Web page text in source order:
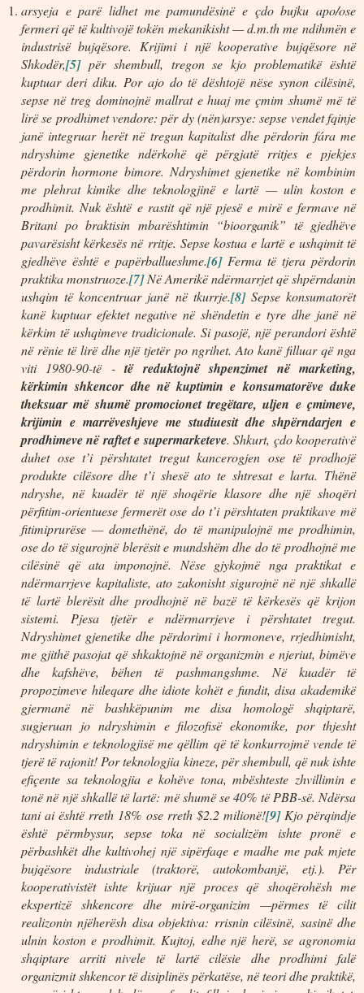
arsyeja e parë lidhet me pamundësinë e çdo bujku apo/ose
fermeri që të kultivojë tokën mekanikisht — d.m.th me ndihmën e
industrisë bujqësore. Krijimi i një kooperative bujqësore në
Shkodër,[5]për shembull, tregon se kjo problematikë është
kuptuar deri diku. Por ajo do të dështojë nëse synon cilësinë,
sepse në treg dominojnë mallrat e huaj me çmim shumë më të
lirë se prodhimet vendore: për dy (nën)arsye: sepse vendet fqinje
janë integruar herët në tregun kapitalist dhe përdorin fára me
ndryshime gjenetike ndërkohë që përgjatë rritjes e pjekjes
përdorin hormone bimore. Ndryshimet gjenetike në kombinim
me plehrat kimike dhe teknologjinë e lartë — ulin koston e
prodhimit. Nuk është e rastit që një pjesë e mirë e fermave në
Britani po braktisin mbarështimin “bioorganik” të gjedhëve
pavarësisht kërkesës në rritje. Sepse kostua e lartë e ushqimit të
gjedhëve është e papërballueshme.[6]Ferma të tjera përdorin
praktika monstruoze.[7]Në Amerikë ndërmarrjet që shpërndanin
ushqim të koncentruar janë në tkurrje.[8]Sepse konsumatorët
kanë kuptuar efektet negative në shëndetin e tyre dhe janë në
kërkim të ushqimeve tradicionale. Si pasojë, një perandori është
në rënie të lirë dhe një tjetër po ngrihet. Ato kanë filluar që nga
viti 1980-90-të -të reduktojnë shpenzimet në marketing,
kërkimin shkencor dhe në kuptimin e konsumatorëve duke
theksuar më shumë promocionet tregëtare, uljen e çmimeve,
krijimin e marrëveshjeve me studiuesit dhe shpërndarjen e
prodhimeve në raftet e supermarketeve. Shkurt, çdo kooperativë
duhet ose t’i përshtatet tregut kancerogjen ose të prodhojë
produkte cilësore dhe t’i shesë ato te shtresat e larta. Thënë
ndryshe, në kuadër të një shoqërie klasore dhe një shoqëri
përfitim-orientuese fermerët ose do t’i përshtaten praktikave më
fitimiprurëse — domethënë, do të manipulojnë me prodhimin,
ose do të sigurojnë blerësit e mundshëm dhe do të prodhojnë me
cilësinë që ata imponojnë. Nëse gjykojmë nga praktikat e
ndërmarrjeve kapitaliste, ato zakonisht sigurojnë në një shkallë
të lartë blerësit dhe prodhojnë në bazë të kërkesës që krijon
sistemi. Pjesa tjetër e ndërmarrjeve i përshtatet tregut.
Ndryshimet gjenetike dhe përdorimi i hormoneve, rrjedhimisht,
me gjithë pasojat që shkaktojnë në organizmin e njeriut, bimëve
dhe kafshëve, bëhen të pashmangshme. Në kuadër të
propozimeve hileqare dhe idiote kohët e fundit, disa akademikë
gjermanë në bashkëpunim me disa homologë shqiptarë,
sugjeruan jo ndryshimin e filozofisë ekonomike, por thjesht
ndryshimin e teknologjisë me qëllim që të konkurrojmë vende të
tjerë të rajonit! Por teknologjia kineze, për shembull, që nuk ishte
efiçente sa teknologjia e kohëve tona, mbështeste zhvillimin e
tonë në një shkallë të lartë: më shumë se 40% të PBB-së. Ndërsa
tani ai është rreth 18% ose rreth $2.2 milionë![9]Kjo përqindje
është përmbysur, sepse toka në socializëm ishte pronë e
përbashkët dhe kultivohej një sipërfaqe e madhe me pak mjete
bujqësore industriale (traktorë, autokombanjë, etj.). Për
kooperativistët ishte krijuar një proces që shoqërohësh me
ekspertizë shkencore dhe mirë-organizim —përmes të cilit
realizonin njëherësh disa objektiva: rrisnin cilësinë, sasinë dhe
ulnin koston e prodhimit. Kujtoj, edhe një herë, se agronomia
shqiptare arriti nivele të lartë cilësie dhe prodhimi falë
organizmit shkencor të disiplinës përkatëse, në teori dhe praktikë,